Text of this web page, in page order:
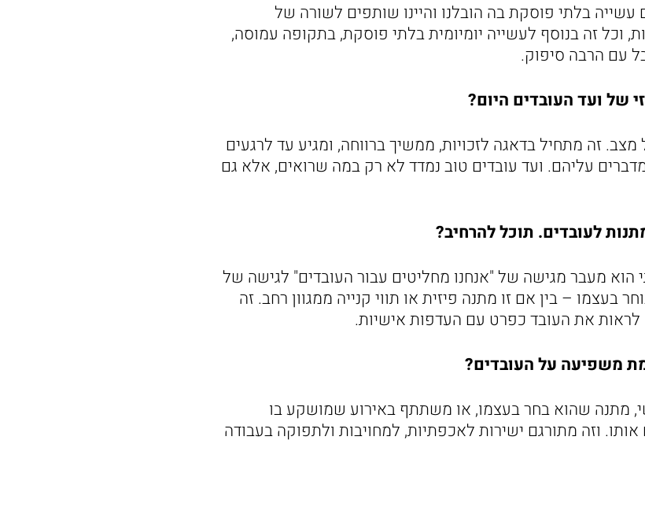
עשייה בלתי פוסקת בה הובלנו והיינו שותפים לשורה של
וכל זה בנוסף לעשייה יומיומית בלתי פוסקת, בתקופה עמוסה,
עם הרבה סיפוק.
של ועד העובדים היום?
זה מתחיל בדאגה לזכויות, ממשיך ברווחה, ומגיע עד לרגעים
עליהם. ועד עובדים טוב נמדד לא רק במה שרואים, אלא גם
לעובדים. תוכל להרחיב?
מעבר מגישה של "אנחנו מחליטים עבור העובדים" לגישה של
בעצמו – בין אם זו מתנה פיזית או תווי קנייה ממגוון רחב. זה
את העובד כפרט עם העדפות אישיות.
משפיעה על העובדים?
מתנה שהוא בחר בעצמו, או משתתף באירוע שמושקע בו
וזה מתורגם ישירות לאכפתיות, למחויבות ולתפוקה בעבודה